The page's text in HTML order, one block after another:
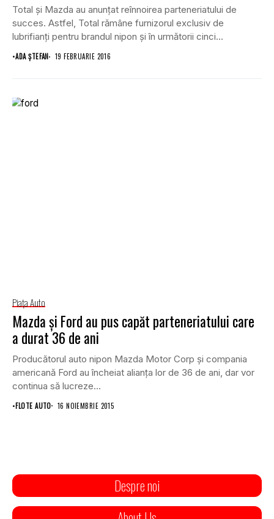
Total şi Mazda au anunţat reînnoirea parteneriatului de
succes. Astfel, Total rămâne furnizorul exclusiv de
lubrifianţi pentru brandul nipon şi în următorii cinci...
•ADA ȘTEFAN 19 FEBRUARIE 2016
Piaţa Auto
Mazda şi Ford au pus capăt parteneriatului care
a durat 36 de ani
Producătorul auto nipon Mazda Motor Corp şi compania
americană Ford au încheiat alianţa lor de 36 de ani, dar vor
continua să lucreze...
•FLOTE AUTO 16 NOIEMBRIE 2015
Despre noi